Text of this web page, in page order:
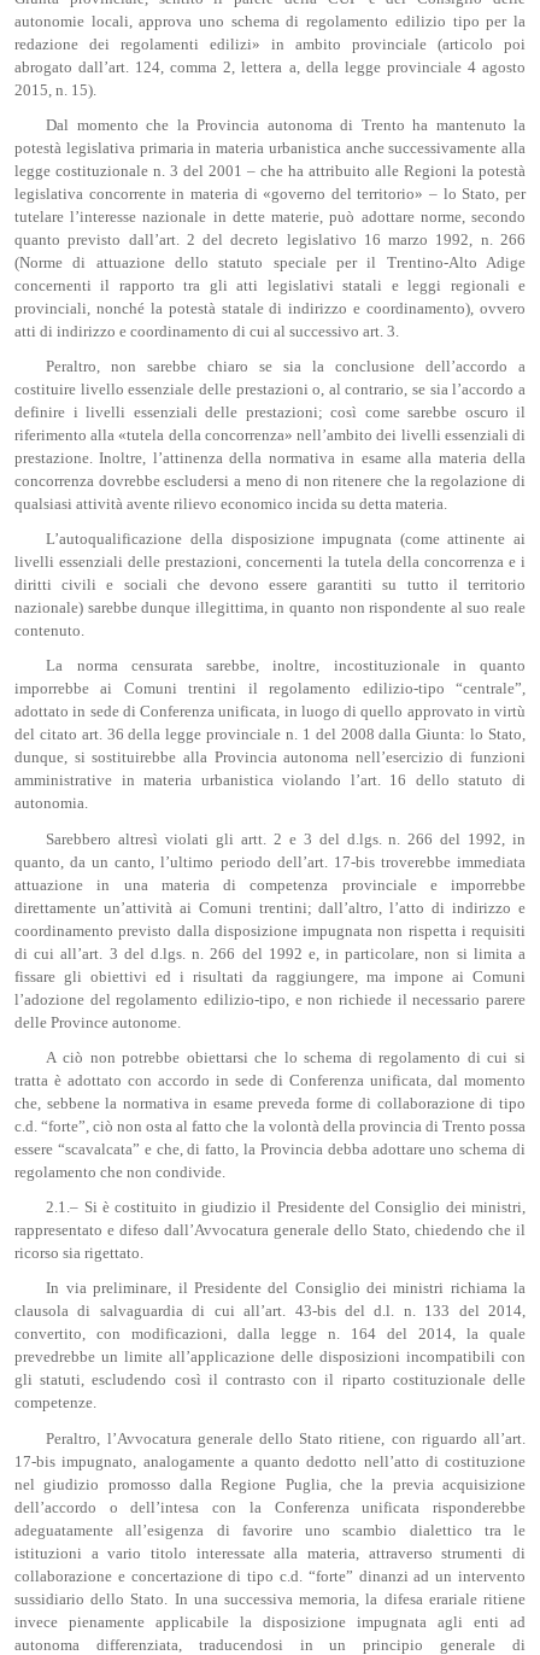
autonomie locali, approva uno schema di regolamento edilizio tipo per la
redazione dei regolamenti edilizi» in ambito provinciale (articolo poi
abrogato dall’art. 124, comma 2, lettera a, della legge provinciale 4 agosto
2015, n. 15).
Dal momento che la Provincia autonoma di Trento ha mantenuto la
potestà legislativa primaria in materia urbanistica anche successivamente alla
legge costituzionale n. 3 del 2001 ‒ che ha attribuito alle Regioni la potestà
legislativa concorrente in materia di «governo del territorio» – lo Stato, per
tutelare l’interesse nazionale in dette materie, può adottare norme, secondo
quanto previsto dall’art. 2 del decreto legislativo 16 marzo 1992, n. 266
(Norme di attuazione dello statuto speciale per il Trentino-Alto Adige
concernenti il rapporto tra gli atti legislativi statali e leggi regionali e
provinciali, nonché la potestà statale di indirizzo e coordinamento), ovvero
atti di indirizzo e coordinamento di cui al successivo art. 3.
Peraltro, non sarebbe chiaro se sia la conclusione dell’accordo a
costituire livello essenziale delle prestazioni o, al contrario, se sia l’accordo a
definire i livelli essenziali delle prestazioni; così come sarebbe oscuro il
riferimento alla «tutela della concorrenza» nell’ambito dei livelli essenziali di
prestazione. Inoltre, l’attinenza della normativa in esame alla materia della
concorrenza dovrebbe escludersi a meno di non ritenere che la regolazione di
qualsiasi attività avente rilievo economico incida su detta materia.
L’autoqualificazione della disposizione impugnata (come attinente ai
livelli essenziali delle prestazioni, concernenti la tutela della concorrenza e i
diritti civili e sociali che devono essere garantiti su tutto il territorio
nazionale) sarebbe dunque illegittima, in quanto non rispondente al suo reale
contenuto.
La norma censurata sarebbe, inoltre, incostituzionale in quanto
imporrebbe ai Comuni trentini il regolamento edilizio-tipo “centrale”,
adottato in sede di Conferenza unificata, in luogo di quello approvato in virtù
del citato art. 36 della legge provinciale n. 1 del 2008 dalla Giunta: lo Stato,
dunque, si sostituirebbe alla Provincia autonoma nell’esercizio di funzioni
amministrative in materia urbanistica violando l’art. 16 dello statuto di
autonomia.
Sarebbero altresì violati gli artt. 2 e 3 del d.lgs. n. 266 del 1992, in
quanto, da un canto, l’ultimo periodo dell’art. 17-bis troverebbe immediata
attuazione in una materia di competenza provinciale e imporrebbe
direttamente un’attività ai Comuni trentini; dall’altro, l’atto di indirizzo e
coordinamento previsto dalla disposizione impugnata non rispetta i requisiti
di cui all’art. 3 del d.lgs. n. 266 del 1992 e, in particolare, non si limita a
fissare gli obiettivi ed i risultati da raggiungere, ma impone ai Comuni
l’adozione del regolamento edilizio-tipo, e non richiede il necessario parere
delle Province autonome.
A ciò non potrebbe obiettarsi che lo schema di regolamento di cui si
tratta è adottato con accordo in sede di Conferenza unificata, dal momento
che, sebbene la normativa in esame preveda forme di collaborazione di tipo
c.d. “forte”, ciò non osta al fatto che la volontà della provincia di Trento possa
essere “scavalcata” e che, di fatto, la Provincia debba adottare uno schema di
regolamento che non condivide.
2.1.‒ Si è costituito in giudizio il Presidente del Consiglio dei ministri,
rappresentato e difeso dall’Avvocatura generale dello Stato, chiedendo che il
ricorso sia rigettato.
In via preliminare, il Presidente del Consiglio dei ministri richiama la
clausola di salvaguardia di cui all’art. 43-bis del d.l. n. 133 del 2014,
convertito, con modificazioni, dalla legge n. 164 del 2014, la quale
prevedrebbe un limite all’applicazione delle disposizioni incompatibili con
gli statuti, escludendo così il contrasto con il riparto costituzionale delle
competenze.
Peraltro, l’Avvocatura generale dello Stato ritiene, con riguardo all’art.
17-bis impugnato, analogamente a quanto dedotto nell’atto di costituzione
nel giudizio promosso dalla Regione Puglia, che la previa acquisizione
dell’accordo o dell’intesa con la Conferenza unificata risponderebbe
adeguatamente all’esigenza di favorire uno scambio dialettico tra le
istituzioni a vario titolo interessate alla materia, attraverso strumenti di
collaborazione e concertazione di tipo c.d. “forte” dinanzi ad un intervento
sussidiario dello Stato. In una successiva memoria, la difesa erariale ritiene
invece pienamente applicabile la disposizione impugnata agli enti ad
autonoma differenziata, traducendosi in un principio generale di